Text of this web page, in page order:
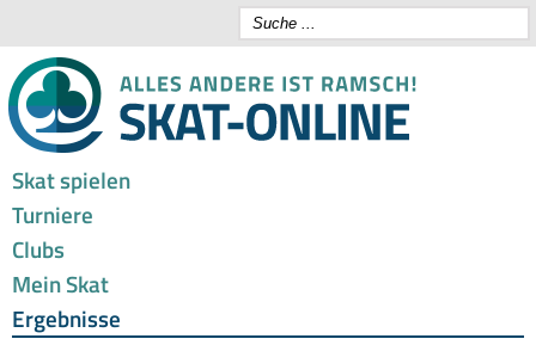
Skat spielen
Turniere
Clubs
Mein Skat
Ergebnisse